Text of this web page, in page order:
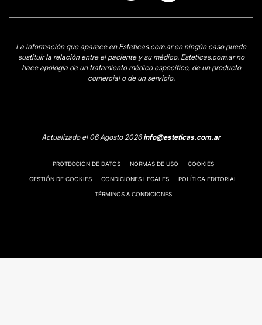
La información que aparece en Esteticas.com.ar en ningún caso puede
sustituir la relación entre el paciente y su médico. Esteticas.com.ar no
hace apología de un tratamiento médico específico, de un producto
comercial o de un servicio.
Actualizado el 06 Agosto 2026info@esteticas.com.ar
PROTECCIÓN DE DATOS NORMAS DE USO COOKIES
GESTIÓN DE COOKIES CONDICIONES LEGALES POLÍTICA EDITORIAL
TÉRMINOS & CONDICIONES